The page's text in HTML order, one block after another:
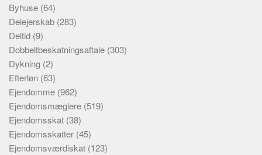
Byhuse (64)
Delejerskab (283)
Deltid (9)
Dobbeltbeskatningsaftale (303)
Dykning (2)
Efterløn (63)
Ejendomme (962)
Ejendomsmæglere (519)
Ejendomsskat (38)
Ejendomsskatter (45)
Ejendomsværdiskat (123)